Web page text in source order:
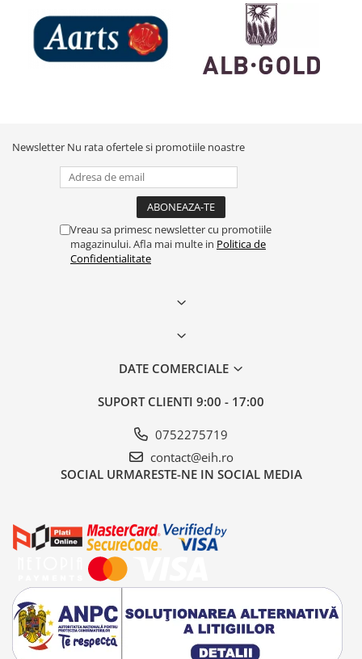
Newsletter Nu rata ofertele si promotiile noastre
Vreau sa primesc newsletter cu promotiile
magazinului. Afla mai multe in Politica de
Confidentialitate
DATE COMERCIALE
SUPORT CLIENTI 9:00 - 17:00
0752275719
contact@eih.ro
SOCIAL URMARESTE-NE IN SOCIAL MEDIA